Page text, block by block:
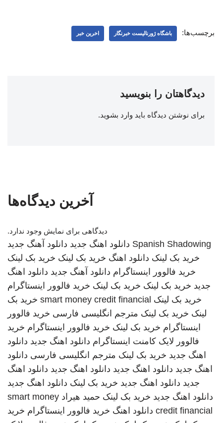
برچسب‌ها: باشگاه ژورنالیست خبرنگار اخرین خبر
دیدگاهتان را بنویسید
برای نوشتن دیدگاه باید وارد بشوید.
آخرین دیدگاه‌ها
دیدگاهی برای نمایش وجود ندارد.
Spanish Shadowing دانلود اهنگ جدید دانلود آهنگ جدید
خرید بک لینک دانلود اهنگ خرید بک لینک خرید بک لینک
خرید فالوور اینستاگرام دانلود آهنگ جدید دانلود اهنگ
جدید خرید بک لینک خرید بک لینک خرید فالوور اینستاگرام
خرید بک لینک smart money credit financial خرید بک
لینک خرید بک لینک مترجم انگلیسی فارسی خرید فالوور
اینستاگرام خرید بک لینک خرید فالوور اینستاگرام خرید
فالوور لایک کامنت اینستاگرام دانلود اهنگ جدید دانلود
اهنگ جدید خرید بک لینک مترجم انگلیسی فارسی دانلود
اهنگ جدید دانلود اهنگ جدید دانلود اهنگ جدید دانلود اهنگ
جدید دانلود اهنگ جدید خرید بک لینک دانلود اهنگ جدید
دانلود اهنگ جدید خرید بک لینک حمید هیراد smart money
credit financial دانلود اهنگ خرید فالوور اینستاگرام خرید